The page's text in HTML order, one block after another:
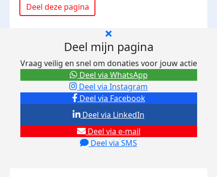
Deel deze pagina
Deel mijn pagina
Vraag veilig en snel om donaties voor jouw actie
Deel via Facebook
Deel via Instagram
Deel via e-mail
Deel via SMS
Deel via LinkedIn
Deel via WhatsApp